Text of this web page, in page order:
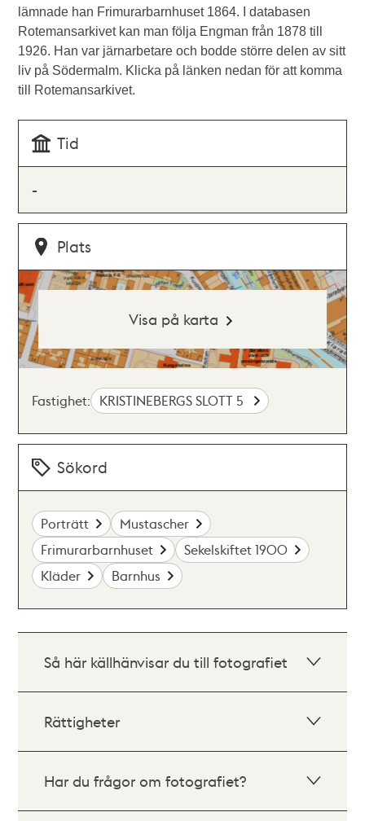
lämnade han Frimurarbarnhuset 1864. I databasen
Rotemansarkivet kan man följa Engman från 1878 till
1926. Han var järnarbetare och bodde större delen av sitt
liv på Södermalm. Klicka på länken nedan för att komma
till Rotemansarkivet.
Tid
-
Plats
Visa på karta
Fastighet: KRISTINEBERGS SLOTT 5
Sökord
Porträtt
Mustascher
Frimurarbarnhuset
Sekelskiftet 1900
Kläder
Barnhus
Så här källhänvisar du till fotografiet
Rättigheter
Har du frågor om fotografiet?